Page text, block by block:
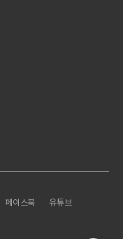
페이스북
유튜브